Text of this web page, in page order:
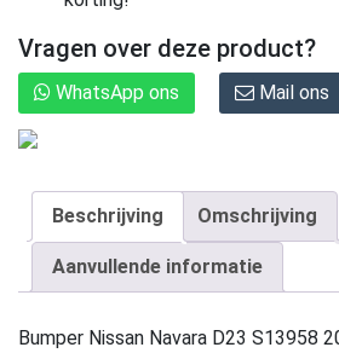
Vragen over deze product?
WhatsApp ons Mail ons
Beschrijving Omschrijving
Aanvullende informatie
Bumper Nissan Navara D23 S13958